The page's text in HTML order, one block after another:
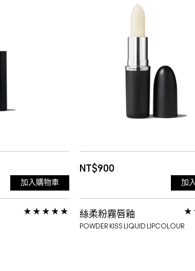
果凍
凍
凍
紅莓果凍
加入購物車
NT$900
加
絲柔粉霧唇釉
POWDER KISS LIQUID LIPCOLOUR